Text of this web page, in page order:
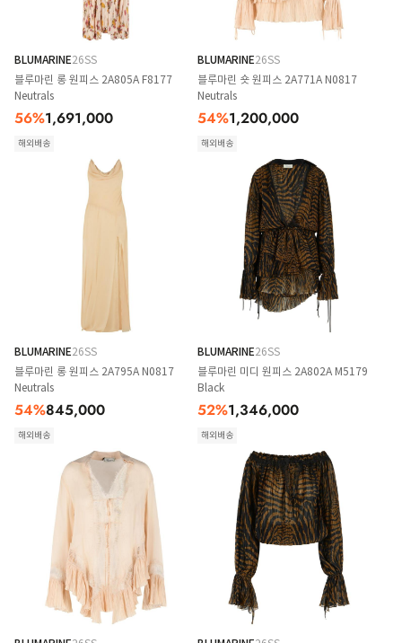
BLUMARINE26SS
블루마린 롱 원피스 2A805A F8177
Neutrals
56%1,691,000
해외배송
BLUMARINE26SS
블루마린 숏 원피스 2A771A N0817
Neutrals
54%1,200,000
해외배송
BLUMARINE26SS
블루마린 롱 원피스 2A795A N0817
Neutrals
54%845,000
해외배송
BLUMARINE26SS
블루마린 미디 원피스 2A802A M5179
Black
52%1,346,000
해외배송